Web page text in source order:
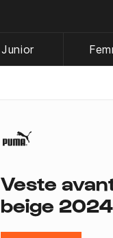
Junior
Veste
beige